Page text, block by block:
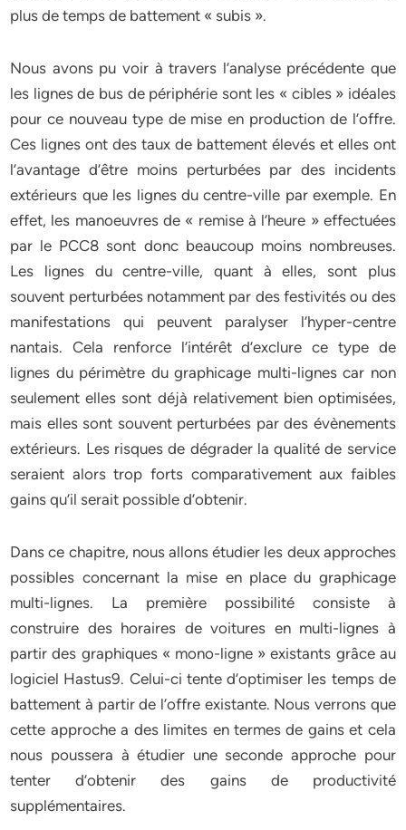
plus de temps de battement « subis ».
Nous avons pu voir à travers l’analyse précédente que
les lignes de bus de périphérie sont les « cibles » idéales
pour ce nouveau type de mise en production de l’offre.
Ces lignes ont des taux de battement élevés et elles ont
l’avantage d’être moins perturbées par des incidents
extérieurs que les lignes du centre-ville par exemple. En
effet, les manoeuvres de « remise à l’heure » effectuées
par le PCC8 sont donc beaucoup moins nombreuses.
Les lignes du centre-ville, quant à elles, sont plus
souvent perturbées notamment par des festivités ou des
manifestations qui peuvent paralyser l’hyper-centre
nantais. Cela renforce l’intérêt d’exclure ce type de
lignes du périmètre du graphicage multi-lignes car non
seulement elles sont déjà relativement bien optimisées,
mais elles sont souvent perturbées par des évènements
extérieurs. Les risques de dégrader la qualité de service
seraient alors trop forts comparativement aux faibles
gains qu’il serait possible d’obtenir.
Dans ce chapitre, nous allons étudier les deux approches
possibles concernant la mise en place du graphicage
multi-lignes. La première possibilité consiste à
construire des horaires de voitures en multi-lignes à
partir des graphiques « mono-ligne » existants grâce au
logiciel Hastus9. Celui-ci tente d’optimiser les temps de
battement à partir de l’offre existante. Nous verrons que
cette approche a des limites en termes de gains et cela
nous poussera à étudier une seconde approche pour
tenter d’obtenir des gains de productivité
supplémentaires.